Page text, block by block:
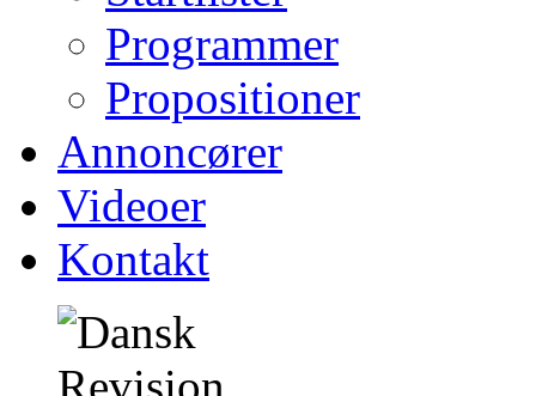
Programmer
Propositioner
Annoncører
Videoer
Kontakt